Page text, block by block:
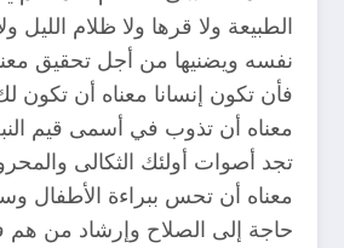
الطبيعة ولا قرها ولا ظلام
نفسه ويضنيها من أجل تحقيق
فأن تكون إنسانا معناه أن
معناه أن تذوب في أسمى قيم
تجد أصوات أولئك الثكالى
معناه أن تحس ببراءة الأطفال
حاجة إلى الصلاح وإرشاد من هم